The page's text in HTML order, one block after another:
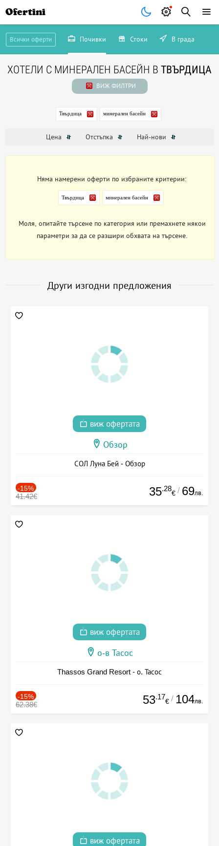
Ofertini
Всички оферти Почивки Стоки В града
ХОТЕЛИ С МИНЕРАЛЕН БАСЕЙН В ТВЪРДИЦА
ВИЖ ФИЛТРИ
Твърдица минерален басейн
Цена Отстъпка Най-нови
Няма намерени оферти по избраните критерии:
Твърдица минерален басейн
Моля, опитайте търсене по категория или премахнете някои
параметри за да се разшири обхвата на търсене.
Други изгодни предложения
виж офертата
Обзор
СОЛ Луна Бей - Обзор
-15%
41.42€ 35.28
€ / 69лв.
виж офертата
о-в Тасос
Thassos Grand Resort - о. Тасос
-15%
62.38€ 53.17
€ / 104лв.
виж офертата